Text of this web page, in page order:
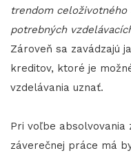
trendom celoživotného
potrebných
Zároveň sa zavádzajú
kreditov, ktoré je
vzdelávania uznať.
Pri voľbe absolvovania
záverečnej práce má